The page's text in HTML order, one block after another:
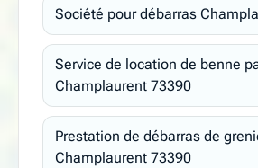
Société pour débarras
Service de location de benne
Champlaurent 73390
Prestation de débarras de
Champlaurent 73390